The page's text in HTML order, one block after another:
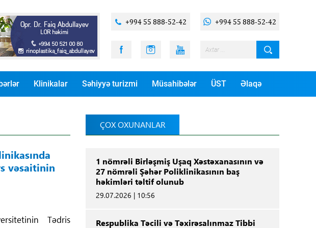
+994 55 888-52-42 +994 55 888-52-42
Klinikalar Səhiyyə turizmi Müsahibələr ÜST Əlaqə
vəsaitinin
Tədris
ÇOX OXUNANLAR
1 nömrəli Birləşmiş Uşaq Xəstəxanasının və
27 nömrəli Şəhər Poliklinikasının baş
həkimləri təltif olunub
29.07.2026 | 10:56
Respublika Təcili və Təxirəsalınmaz Tibbi